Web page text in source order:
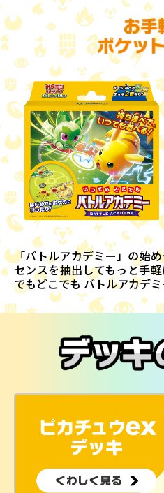
「バトルアカデミー」の始
センスを抽出してもっと手
でもどこでも バトルアカデ